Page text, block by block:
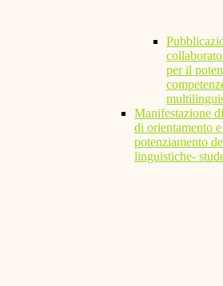
per il
Manifestazione
di orientamento
potenziamento
linguistiche-